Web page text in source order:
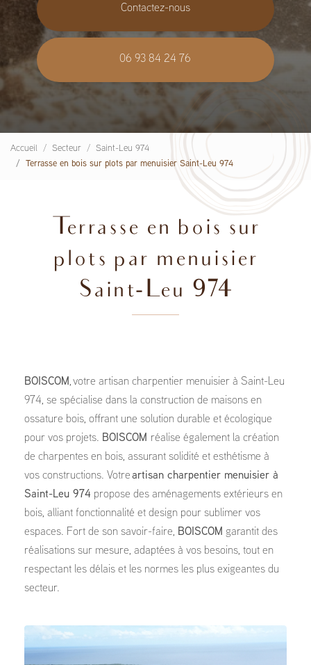
Contactez-nous
06 93 84 24 76
Accueil Secteur
Saint-Leu 974
Terrasse en bois sur plots par menuisier Saint-Leu 974
Terrasse en bois sur
plots par menuisier
Saint-Leu 974
BOISCOM, votre artisan charpentier menuisier à Saint-Leu
974, se spécialise dans la construction de maisons en
ossature bois, offrant une solution durable et écologique
pour vos projets. BOISCOM réalise également la création
de charpentes en bois, assurant solidité et esthétisme à
vos constructions. Votre artisan charpentier menuisier à
Saint-Leu 974 propose des aménagements extérieurs en
bois, alliant fonctionnalité et design pour sublimer vos
espaces. Fort de son savoir-faire, BOISCOM garantit des
réalisations sur mesure, adaptées à vos besoins, tout en
respectant les délais et les normes les plus exigeantes du
secteur.